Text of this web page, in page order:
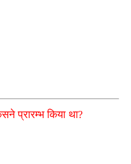
प्रारम्भ किया था?